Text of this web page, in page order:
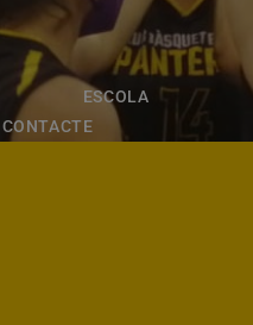
ESCOLA
CONTACTE
BOTIGA